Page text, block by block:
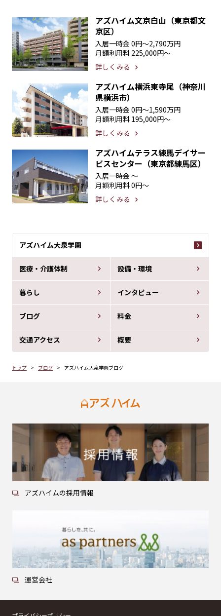
アズハイム大泉学園
医療・介護体制 設備・環境
暮らし インタビュー
ブログ 料金
交通アクセス 概要
トップ ブログ アズハイム大泉学園ブログ
アズハイム文京白山（東京都文
京区）
入居一時金 0円〜2,790万円
月額利用料 225,000円〜
詳しくみる
アズハイム横浜東寺尾（神奈川
県横浜市）
入居一時金 0円〜1,590万円
月額利用料 195,000円〜
詳しくみる
アズハイムテラス練馬デイサー
ビスセンター（東京都練馬区）
入居一時金 〜
月額利用料0円〜
詳しくみる
アズハイムの採用情報
運営会社